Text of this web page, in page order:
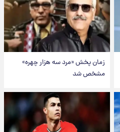
زمان پخش «مرد سه هزار چهره»
مشخص شد